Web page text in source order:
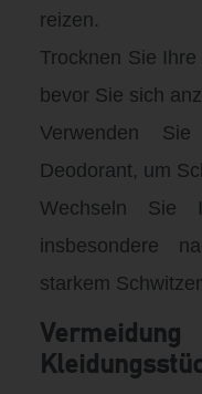
reizen.
Trocknen Sie
bevor Sie sich
Verwenden
Deodorant, um
Wechseln Sie
insbesondere
starkem